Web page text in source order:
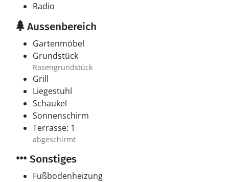
Radio
Aussenbereich
Gartenmöbel
Grundstück
Rasengrundstück
Grill
Liegestuhl
Schaukel
Sonnenschirm
Terrasse: 1
abgeschirmt
Sonstiges
Fußbodenheizung